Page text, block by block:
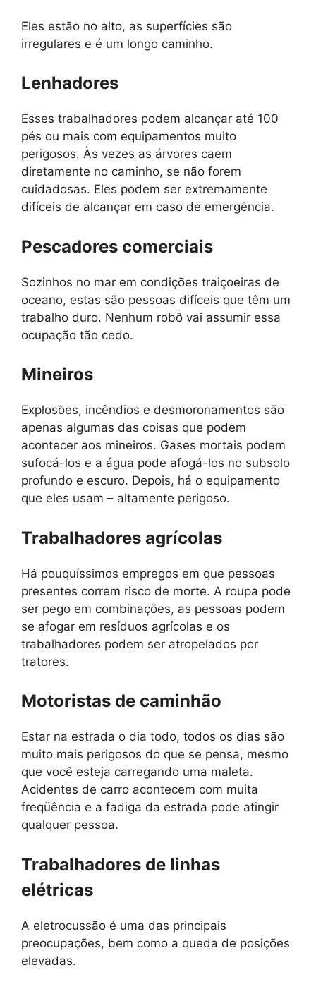
Eles estão no alto, as superfícies são
irregulares e é um longo caminho.
Lenhadores
Esses trabalhadores podem alcançar até 100
pés ou mais com equipamentos muito
perigosos. Às vezes as árvores caem
diretamente no caminho, se não forem
cuidadosas. Eles podem ser extremamente
difíceis de alcançar em caso de emergência.
Pescadores comerciais
Sozinhos no mar em condições traiçoeiras de
oceano, estas são pessoas difíceis que têm um
trabalho duro. Nenhum robô vai assumir essa
ocupação tão cedo.
Mineiros
Explosões, incêndios e desmoronamentos são
apenas algumas das coisas que podem
acontecer aos mineiros. Gases mortais podem
sufocá-los e a água pode afogá-los no subsolo
profundo e escuro. Depois, há o equipamento
que eles usam – altamente perigoso.
Trabalhadores agrícolas
Há pouquíssimos empregos em que pessoas
presentes correm risco de morte. A roupa pode
ser pego em combinações, as pessoas podem
se afogar em resíduos agrícolas e os
trabalhadores podem ser atropelados por
tratores.
Motoristas de caminhão
Estar na estrada o dia todo, todos os dias são
muito mais perigosos do que se pensa, mesmo
que você esteja carregando uma maleta.
Acidentes de carro acontecem com muita
freqüência e a fadiga da estrada pode atingir
qualquer pessoa.
Trabalhadores de linhas
elétricas
A eletrocussão é uma das principais
preocupações, bem como a queda de posições
elevadas.